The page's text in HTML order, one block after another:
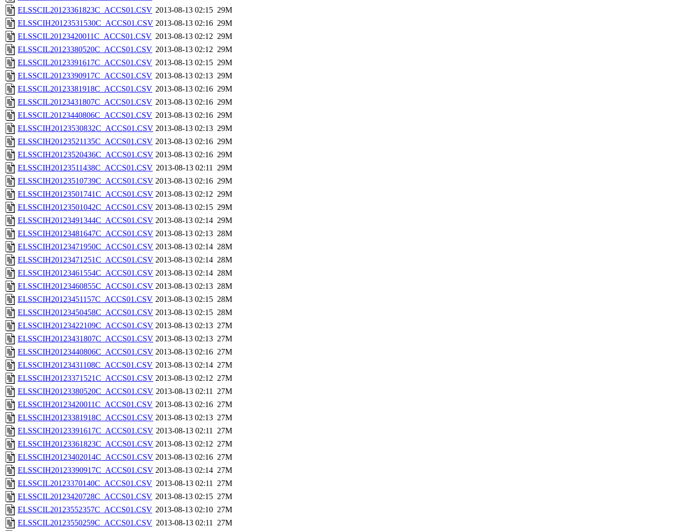
ELSSCIL20123361823C_ACCS01.CSV 2013-08-13 02:15 29M
ELSSCIH20123531530C_ACCS01.CSV 2013-08-13 02:16 29M
ELSSCIL20123420011C_ACCS01.CSV 2013-08-13 02:12 29M
ELSSCIL20123380520C_ACCS01.CSV 2013-08-13 02:12 29M
ELSSCIL20123391617C_ACCS01.CSV 2013-08-13 02:15 29M
ELSSCIL20123390917C_ACCS01.CSV 2013-08-13 02:13 29M
ELSSCIL20123381918C_ACCS01.CSV 2013-08-13 02:16 29M
ELSSCIL20123431807C_ACCS01.CSV 2013-08-13 02:16 29M
ELSSCIL20123440806C_ACCS01.CSV 2013-08-13 02:16 29M
ELSSCIH20123530832C_ACCS01.CSV 2013-08-13 02:13 29M
ELSSCIH20123521135C_ACCS01.CSV 2013-08-13 02:16 29M
ELSSCIH20123520436C_ACCS01.CSV 2013-08-13 02:16 29M
ELSSCIH20123511438C_ACCS01.CSV 2013-08-13 02:11 29M
ELSSCIH20123510739C_ACCS01.CSV 2013-08-13 02:16 29M
ELSSCIH20123501741C_ACCS01.CSV 2013-08-13 02:12 29M
ELSSCIH20123501042C_ACCS01.CSV 2013-08-13 02:15 29M
ELSSCIH20123491344C_ACCS01.CSV 2013-08-13 02:14 29M
ELSSCIH20123481647C_ACCS01.CSV 2013-08-13 02:13 28M
ELSSCIH20123471950C_ACCS01.CSV 2013-08-13 02:14 28M
ELSSCIH20123471251C_ACCS01.CSV 2013-08-13 02:14 28M
ELSSCIH20123461554C_ACCS01.CSV 2013-08-13 02:14 28M
ELSSCIH20123460855C_ACCS01.CSV 2013-08-13 02:13 28M
ELSSCIH20123451157C_ACCS01.CSV 2013-08-13 02:15 28M
ELSSCIH20123450458C_ACCS01.CSV 2013-08-13 02:15 28M
ELSSCIH20123422109C_ACCS01.CSV 2013-08-13 02:13 27M
ELSSCIH20123431807C_ACCS01.CSV 2013-08-13 02:13 27M
ELSSCIH20123440806C_ACCS01.CSV 2013-08-13 02:16 27M
ELSSCIH20123431108C_ACCS01.CSV 2013-08-13 02:14 27M
ELSSCIH20123371521C_ACCS01.CSV 2013-08-13 02:12 27M
ELSSCIH20123380520C_ACCS01.CSV 2013-08-13 02:11 27M
ELSSCIH20123420011C_ACCS01.CSV 2013-08-13 02:16 27M
ELSSCIH20123381918C_ACCS01.CSV 2013-08-13 02:13 27M
ELSSCIH20123391617C_ACCS01.CSV 2013-08-13 02:11 27M
ELSSCIH20123361823C_ACCS01.CSV 2013-08-13 02:12 27M
ELSSCIH20123402014C_ACCS01.CSV 2013-08-13 02:16 27M
ELSSCIH20123390917C_ACCS01.CSV 2013-08-13 02:14 27M
ELSSCIL20123370140C_ACCS01.CSV 2013-08-13 02:11 27M
ELSSCIL20123420728C_ACCS01.CSV 2013-08-13 02:15 27M
ELSSCIL20123552357C_ACCS01.CSV 2013-08-13 02:10 27M
ELSSCIL20123550259C_ACCS01.CSV 2013-08-13 02:11 27M